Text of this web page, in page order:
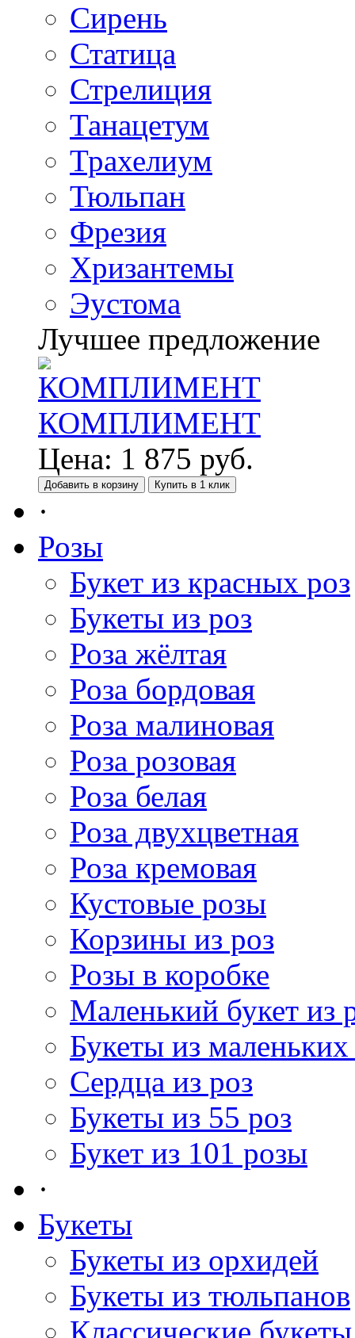
Сирень
Статица
Стрелиция
Танацетум
Трахелиум
Тюльпан
Фрезия
Хризантемы
Эустома
Лучшее предложение
КОМПЛИМЕНТ
Цена: 1 875 руб.
Добавить в корзину Купить в 1 клик
·
Розы
Букет из красных роз
Букеты из роз
Роза жёлтая
Роза бордовая
Роза малиновая
Роза розовая
Роза белая
Роза двухцветная
Роза кремовая
Кустовые розы
Корзины из роз
Розы в коробке
Маленький букет из
Букеты из маленьких
Сердца из роз
Букеты из 55 роз
Букет из 101 розы
·
Букеты
Букеты из орхидей
Букеты из тюльпанов